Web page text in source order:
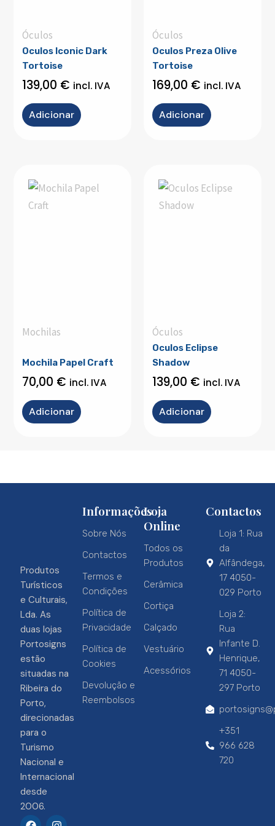
Óculos
Oculos Iconic Dark
Tortoise
139,00 € incl. IVA
Adicionar
Óculos
Oculos Preza Olive
Tortoise
169,00 € incl. IVA
Adicionar
Mochilas
Mochila Papel Craft
70,00 € incl. IVA
Adicionar
Óculos
Oculos Eclipse
Shadow
139,00 € incl. IVA
Adicionar
Produtos
Turísticos
e Culturais,
Lda. As
duas lojas
Portosigns
estão
situadas na
Ribeira do
Porto,
direcionadas
para o
Turismo
Nacional e
Internacional
desde
2006.
F I
Informações
Sobre Nós
Contactos
Termos e
Condições
Política de
Privacidade
Política de
Cookies
Devolução e
Reembolsos
Loja
Online
Todos os
Produtos
Cerâmica
Cortiça
Calçado
Vestuário
Acessórios
Contactos
Loja 1: Rua
da
Alfândega,
17 4050-
029 Porto
Loja 2:
Rua
Infante D.
Henrique,
71 4050-
297 Porto
+351
966 628
720